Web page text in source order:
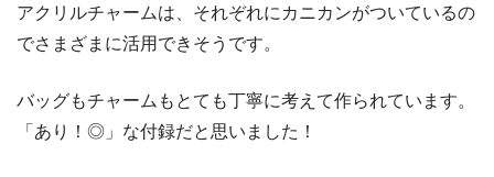
アクリルチャームは、それぞれにカニカンがついているの
でさまざまに活用できそうです。
バッグもチャームもとても丁寧に考えて作られています。
「あり！◎」な付録だと思いました！